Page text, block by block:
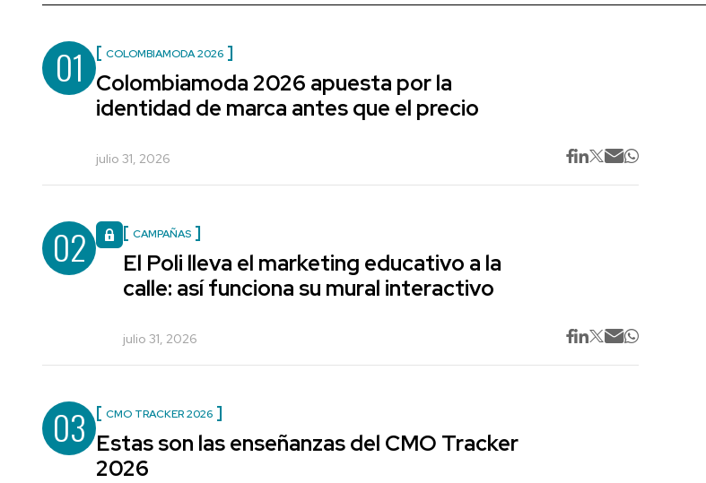
01 COLOMBIAMODA 2026
Colombiamoda 2026 apuesta por la
identidad de marca antes que el precio
julio 31, 2026
02 CAMPAÑAS
El Poli lleva el marketing educativo a la
calle: así funciona su mural interactivo
julio 31, 2026
03 CMO TRACKER 2026
Estas son las enseñanzas del CMO Tracker
2026